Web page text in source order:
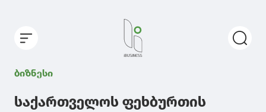
ბიზნესი
საქართველოს ფეხბურთის